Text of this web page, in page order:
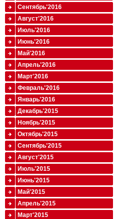
Сентябрь'2016
Август'2016
Июль'2016
Июнь'2016
Май'2016
Апрель'2016
Март'2016
Февраль'2016
Январь'2016
Декабрь'2015
Ноябрь'2015
Октябрь'2015
Сентябрь'2015
Август'2015
Июль'2015
Июнь'2015
Май'2015
Апрель'2015
Март'2015